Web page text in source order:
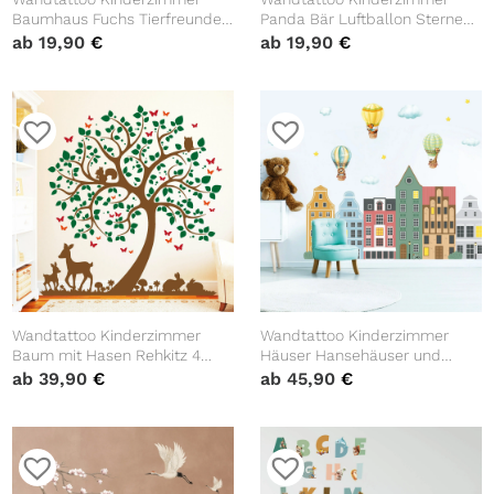
Baumhaus Fuchs Tierfreunde
bunt Dekoration Babyzimmer
ab19,90€
Panda Bär Luftballon Sterne
Dekoration Babyzimmer
ab 19,90 €
Wandtattoo Kinderzimmer
Baum mit Hasen Rehkitz 4
Farben, Dekoration
ab39,90€
Wandtattoo Kinderzimmer
Häuser Hansehäuser und
Heißluftballons mit Tieren
ab 45,90 €